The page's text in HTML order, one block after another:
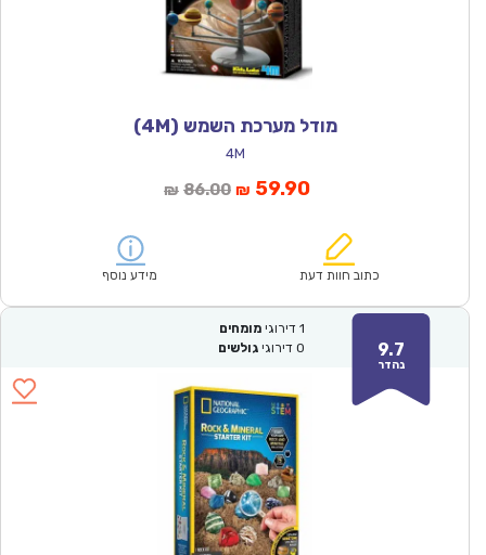
מודל מערכת השמש (4M)
4M
₪ 86.00המחיר
₪86.00.
₪ 59.90המחיר
הוא:
כתוב חוות דעת מידע נוסף
9.7
נהדר
1 דירוגי מומחים
0 דירוגי גולשים